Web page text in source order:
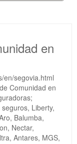
en
en/segovia.html
Comunidad en
Liberty,
Balumba,
Nectar,
Antares, MGS,